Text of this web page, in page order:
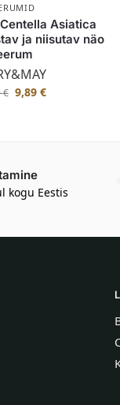
Asiatica
ja niisutav näo
€ 9,89 €
kogu Eestis